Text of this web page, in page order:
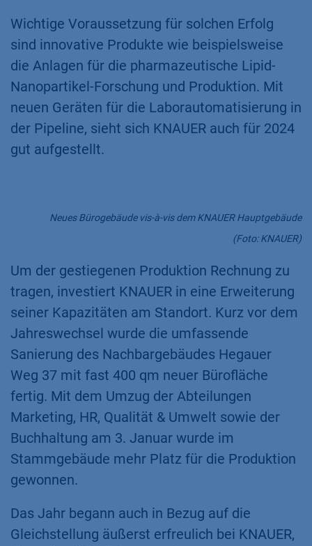
Wichtige Voraussetzung für solchen Erfolg
sind innovative Produkte wie beispielsweise
die Anlagen für die pharmazeutische Lipid-
Nanopartikel-Forschung und Produktion. Mit
neuen Geräten für die Laborautomatisierung in
der Pipeline, sieht sich KNAUER auch für 2024
gut aufgestellt.
Neues Bürogebäude vis-à-vis dem KNAUER Hauptgebäude
(Foto: KNAUER)
Um der gestiegenen Produktion Rechnung zu
tragen, investiert KNAUER in eine Erweiterung
seiner Kapazitäten am Standort. Kurz vor dem
Jahreswechsel wurde die umfassende
Sanierung des Nachbargebäudes Hegauer
Weg 37 mit fast 400 qm neuer Bürofläche
fertig. Mit dem Umzug der Abteilungen
Marketing, HR, Qualität & Umwelt sowie der
Buchhaltung am 3. Januar wurde im
Stammgebäude mehr Platz für die Produktion
gewonnen.
Das Jahr begann auch in Bezug auf die
Gleichstellung äußerst erfreulich bei KNAUER,